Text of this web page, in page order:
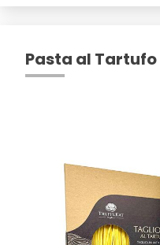
Pasta al Tartufo